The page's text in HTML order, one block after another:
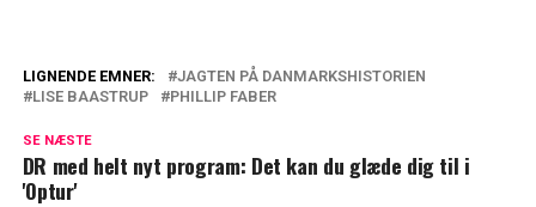
Afslører: Phillip Faber og Lise Baastrup
Flere seere bemærkede det: Stor mystik i
LIGNENDE EMNER:
JAGTEN PÅ DANMARKSHISTORIEN
LISE BAASTRUP
PHILLIP FABER
SE NÆSTE
DR med helt nyt program: Det kan du glæde dig til i
'Optur'